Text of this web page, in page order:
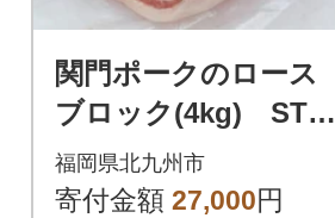
関門ポークのロース
ブロック(4kg) ST19
-S25
福岡県北九州市
寄付金額 27,000円